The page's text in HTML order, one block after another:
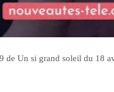
de Un si grand soleil du 18